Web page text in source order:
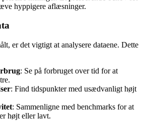
hyppigere aflæsninger.
er det vigtigt at analysere dataene. Dette
: Se på forbruget over tid for at
: Find tidspunkter med usædvanligt højt
: Sammenligne med benchmarks for at
højt eller lavt.